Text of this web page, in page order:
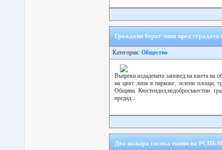
Граждани берат липа пред
Категория: Общество
Въпреки издадената заповед на кмета на
на цвят липа в паркове, зелени площи,
Община Кюстендил,недобросъвестни
предад...
Два пожара гасиха екипи на